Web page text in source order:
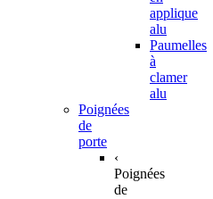
applique
alu
Paumelles
à
clamer
alu
Poignées
de
porte
‹
Poignées
de